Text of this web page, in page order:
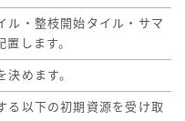
ル・整枝開始タイル・サマ
します。
めます。
る以下の初期資源を受け取